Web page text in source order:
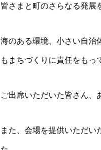
皆さまと町のさらなる発展
海のある環境、小さい自治
もまちづくりに責任をもっ
ご出席いただいた皆さん、
また、会場を提供いただ